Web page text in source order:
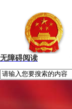
无障碍阅读